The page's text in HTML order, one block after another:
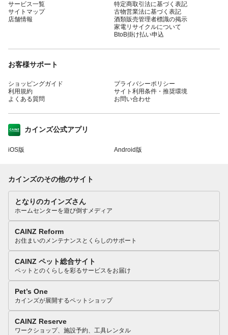
サービス一覧
サイトマップ
店舗情報
特定商取引法に基づく表記
古物営業法に基づく表記
酒類販売管理者標識の掲示
家電リサイクルについて
BtoB掛け払い申込
お客様サポート
ショッピングガイド
利用規約
よくある質問
プライバシーポリシー
サイト利用条件・推奨環境
お問い合わせ
カインズ公式アプリ
iOS版 Android版
カインズのその他のサイト
となりのカインズさん
ホームセンターを遊び倒すメディア
CAINZ Reform
お住まいのメンテナンスとくらしのサポート
CAINZ ペット総合サイト
ペットとのくらしを彩るサービスをお届け
Pet’s One
カインズが展開するペットショップ
CAINZ Reserve
ワークショップ、施設予約、工具レンタル